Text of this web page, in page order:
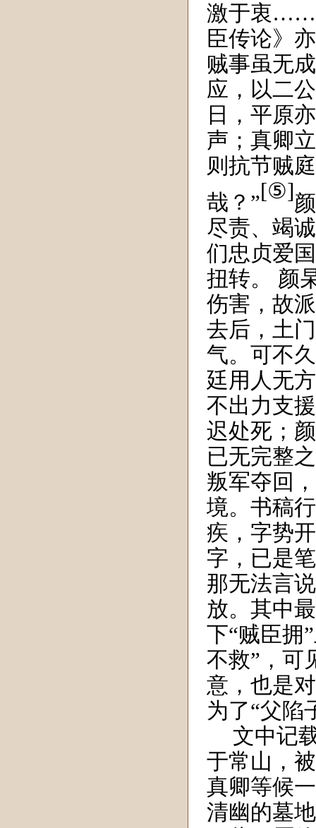
激于衷……
臣传论》
贼事虽无
应，以二
日，平原
声；真卿
则抗节贼
哉？ ”[⑤]
尽责、竭
们忠贞爱
扭转。 颜
伤害，故
去后，土
气。可不
廷用人无
不出力支
迟处死；
已无完整
叛军夺回
境。书稿
疾，字势
字，已是
那无法言
放。其中
下“贼臣拥
不救”，可
意，也是
为了“父陷
文中记
于常山，
真卿等候
清幽的墓